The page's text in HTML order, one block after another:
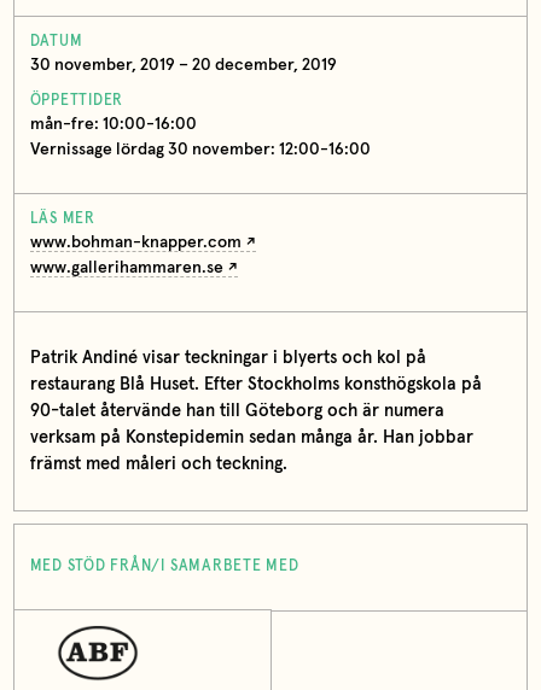
DATUM
30 november, 2019 – 20 december, 2019
ÖPPETTIDER
mån-fre: 10:00-16:00
Vernissage lördag 30 november: 12:00-16:00
LÄS MER
www.bohman-knapper.com
www.gallerihammaren.se
Patrik Andiné visar teckningar i blyerts och kol på
restaurang Blå Huset. Efter Stockholms konsthögskola på
90-talet återvände han till Göteborg och är numera
verksam på Konstepidemin sedan många år. Han jobbar
främst med måleri och teckning.
MED STÖD FRÅN/I SAMARBETE MED